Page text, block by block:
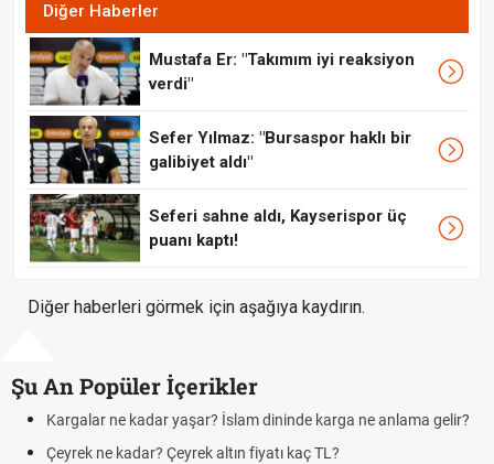
Diğer Haberler
Mustafa Er: "Takımım iyi reaksiyon
verdi"
Sefer Yılmaz: "Bursaspor haklı bir
galibiyet aldı"
Seferi sahne aldı, Kayserispor üç
puanı kaptı!
Diğer haberleri görmek için aşağıya kaydırın.
Şu An Popüler İçerikler
ne anlama gelir?
Futbolda ofsayt nedir? Ofsayt nasıl
Kravat nasıl bağlanır? En kolay kravat